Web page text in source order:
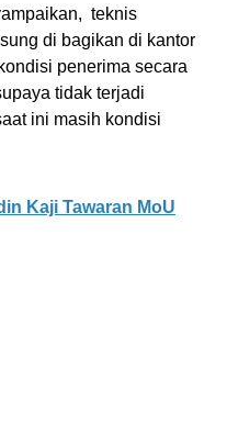
teknis
di bagikan di kantor
penerima secara
tidak terjadi
ini masih kondisi
Kaji Tawaran MoU